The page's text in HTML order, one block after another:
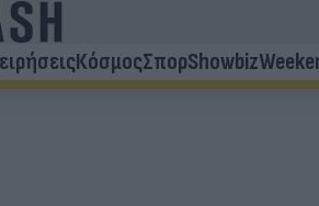
ΚόσμοςΣπορShowbiz